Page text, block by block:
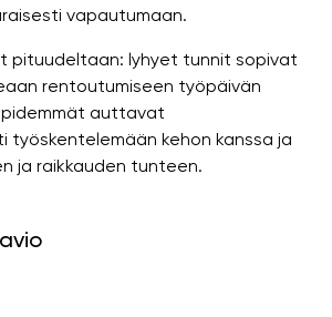
vapautumaan.
pituudeltaan: lyhyet tunnit sopivat
rentoutumiseen työpäivän
pidemmät auttavat
työskentelemään kehon kanssa ja
ja raikkauden tunteen.